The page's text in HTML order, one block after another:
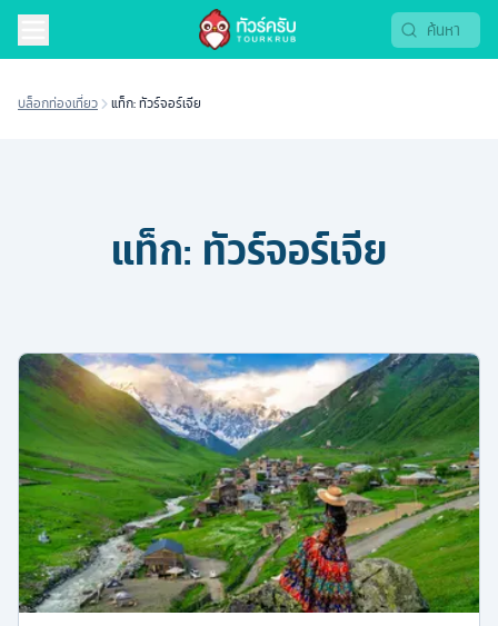
บล็อกท่องเที่ยว แท็ก: ทัวร์จอร์เจีย
แท็ก: ทัวร์จอร์เจีย